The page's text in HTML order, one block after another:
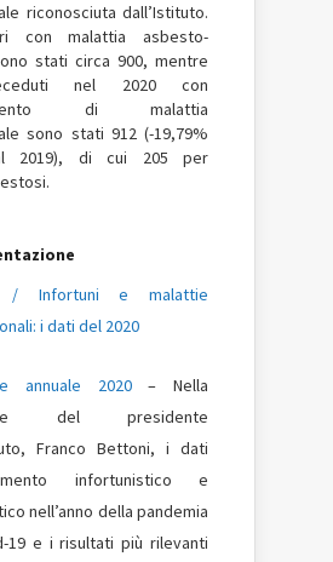
riconosciuta dall’Istituto.
con malattia asbesto-
stati circa 900, mentre
nel 2020 con
di malattia
sono stati 912 (-19,79%
2019), di cui 205 per
/ Infortuni e malattie
i dati del 2020
annuale 2020– Nella
del presidente
Franco Bettoni, i dati
infortunistico e
nell’anno della pandemia
19 e i risultati più rilevanti